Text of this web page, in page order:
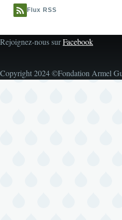
Flux RSS
Rejoignez-nous surFacebook
Copyright 2024 ©Fondation Armel